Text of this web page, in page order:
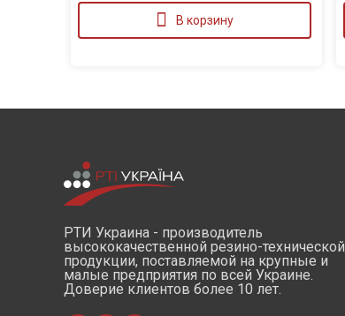
В корзину
РТИ Украина - производитель
высококачественной резино-технической
продукции, поставляемой на крупные и
малые предприятия по всей Украине.
Доверие клиентов более 10 лет.